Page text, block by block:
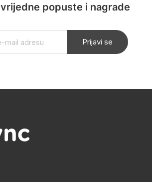
vrijedne popuste i nagrade
Prijavi se